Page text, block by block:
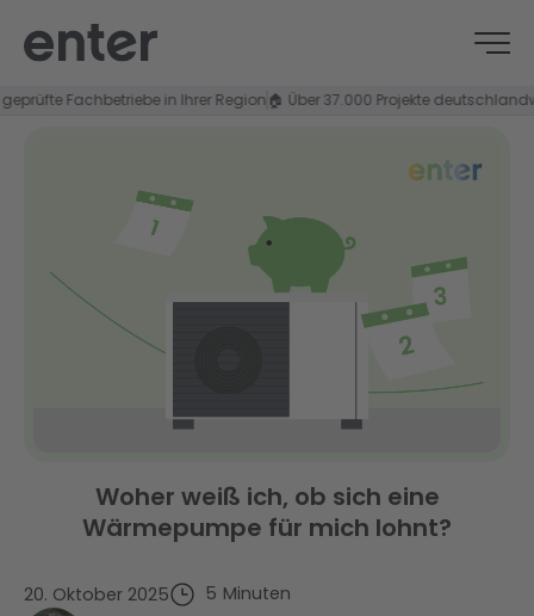
Fachbetriebe in Ihrer Region🏠 Über 37.000 Projekte deutschlandweit
Woher weiß ich, ob sich eine
Wärmepumpe für mich lohnt?
20. Oktober 2025 5 Minuten